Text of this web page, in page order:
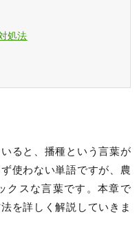
処法
ると、播種という言葉が
使わない単語ですが、農
クスな言葉です。本章で
を詳しく解説していきま